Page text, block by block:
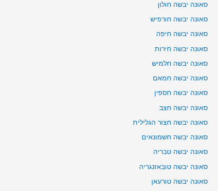
סאונה יבשה חולון
סאונה יבשה חורפיש
סאונה יבשה חיפה
סאונה יבשה חירות
סאונה יבשה חלמיש
סאונה יבשה חמאם
סאונה יבשה חספין
סאונה יבשה חצב
סאונה יבשה חצור הגלילית
סאונה יבשה חשמונאים
סאונה יבשה טבריה
סאונה יבשה טובאזנגריה
סאונה יבשה טורעאן